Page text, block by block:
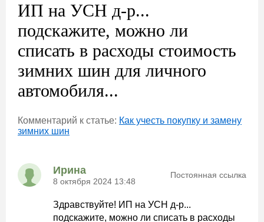
ИП на УСН д-р...
подскажите, можно ли
списать в расходы стоимость
зимних шин для личного
автомобиля...
Комментарий к статье: Как учесть покупку и замену
зимних шин
Ирина
8 октября 2024 13:48
Постоянная ссылка
Здравствуйте! ИП на УСН д-р...
подскажите, можно ли списать в расходы